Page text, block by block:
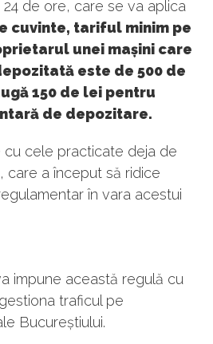
de ore, care se va aplica
cuvinte, tariful minim pe
unei mașini care
este de 500 de
150 de lei pentru
de depozitare.
cu cele practicate deja de
care a început să ridice
în vara acestui
impune această regulă cu
traficul pe
Bucureștiului.